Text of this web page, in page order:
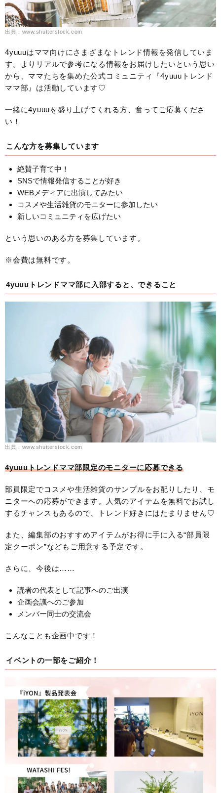
出典：www.shutterstock.com
4yuuuはママ向けにさまざまなトレンド情報を発信していま
す。よりリアルで参考になる情報をお届けしたいという思い
から、ママたちを集めた公式コミュニティ『4yuuuトレンド
ママ部』は活動しています♡
一緒に4yuuuを盛り上げてくれる方、奮ってご応募くださ
い！
こんな方を募集しています
絶賛子育て中！
SNSで情報発信することが好き
WEBメディアに出演してみたい
コスメや生活雑貨のモニターに参加したい
新しいコミュニティを広げたい
という思いのある方を募集しています。
※会費は無料です。
4yuuuトレンドママ部に入部すると、できること
出典：www.shutterstock.com
4yuuuトレンドママ部限定のモニターに応募できる
部員限定でコスメや生活雑貨のサンプルをお配りしたり、モ
ニターへの応募ができます。人気のアイテムを無料でお試し
するチャンスもあるので、トレンド好きにはたまりません♡
また、編集部のおすすめアイテムがお得に手に入る“部員限
定クーポン”などもご用意する予定です。
さらに、今後は……
読者の代表として記事へのご出演
企画会議へのご参加
メンバー同士の交流会
こんなことも企画中です！
イベントの一部をご紹介！